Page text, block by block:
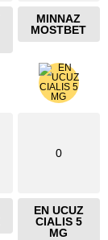
MINNAZ
MOSTBET
0
EN UCUZ
CIALIS 5
MG